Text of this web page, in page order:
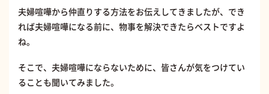
夫婦喧嘩から仲直りする方法をお伝えしてきましたが、でき
れば夫婦喧嘩になる前に、物事を解決できたらベストですよ
ね。
そこで、夫婦喧嘩にならないために、皆さんが気をつけてい
ることも聞いてみました。